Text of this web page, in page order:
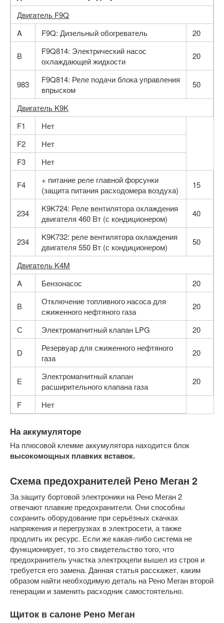
Двигатель F9Q
A
F9Q: Дизельный обогреватель 20
В
F9Q814: Электрический насос
охлаждающей жидкости
20
983
F9Q814: Реле подачи блока управления
впрыском
50
Двигатель K9K
F1
Нет
F2
Нет
F3
Нет
F4
+ питание реле главной форсунки
(защита питания расходомера воздуха)
15
234
K9K724: Реле вентилятора охлаждения
двигателя 460 Вт (с кондиционером)
40
234
K9K732: реле вентилятора охлаждения
двигателя 550 Вт (с кондиционером)
50
Двигатель K4M
A
Бензонасос 20
В
Отключение топливного насоса для
сжиженного нефтяного газа
20
С Электромагнитный клапан LPG 20
D
Резервуар для сжиженного нефтяного
газа
20
Е
Электромагнитный клапан
расширительного клапана газа
20
F Нет
На аккумуляторе
На плюсовой клемме аккумулятора находится блок
высокомощных плавких вставок.
Схема предохранителей Рено Меган 2
За защиту бортовой электроники на Рено Меган 2
отвечают плавкие предохранители. Они способны
сохранить оборудование при серьёзных скачках
напряжения и перегрузках в электросети, а также
продлить их ресурс. Если же какая-либо система не
функционирует, то это свидетельство того, что
предохранитель участка электроцепи вышел из строя и
требуется его замена. Данная статья расскажет, каким
образом найти необходимую деталь на Рено Меган второй
генерации и заменить расходник самостоятельно.
Щиток в салоне Рено Меган